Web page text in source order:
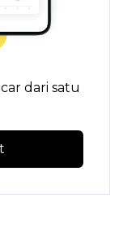
dari satu